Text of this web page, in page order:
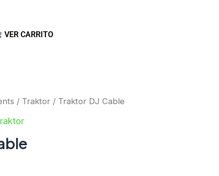
VER CARRITO
/ Traktor / Traktor DJ Cable